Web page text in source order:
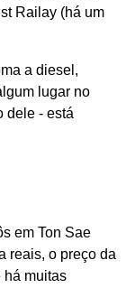
Railay (há um
a diesel,
lugar no
dele - está
em Ton Sae
reais, o preço da
há muitas